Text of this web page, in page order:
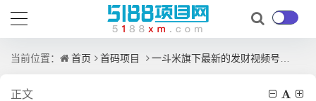
当前位置： 首页 首码项目 一斗米旗下最新的发财视频号，帮你待遇拉满，认准南瓜
正文